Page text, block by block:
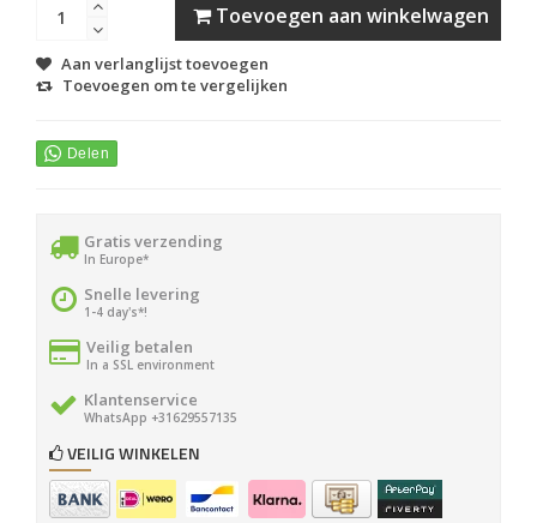
Toevoegen aan winkelwagen
Aan verlanglijst toevoegen
Toevoegen om te vergelijken
Gratis verzending
In Europe*
Snelle levering
1-4 day's*!
Veilig betalen
In a SSL environment
Klantenservice
WhatsApp +31629557135
VEILIG WINKELEN